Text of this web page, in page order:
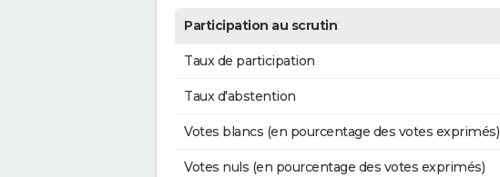
Participation au scrutin
Taux de participation
Taux d'abstention
Votes blancs (en pourcentage des votes exprimés)
Votes nuls (en pourcentage des votes exprimés)